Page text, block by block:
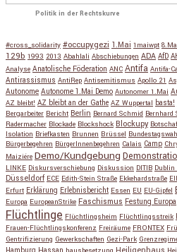
Politik in der Rechtskurve
#cross_solidarity #occupygezi 1.Mai 1maiwpt
129b 1993 2013 Abahlali Abschiebungen ADA AfD
Analyse Anatolische Föderation ANC Antifa Antifa-
Antirassismus AntiRep Antisemitismus Apollo 21
Autonome Autonome 1.Mai Demo Autonomer 1.Mai
AZ bleibt! AZ bleibt an der Gathe AZ Wuppertal basta!
Bergarbeiter Bericht Berlin Bernard Schmid Bernhard
Radermacher Blockade Blockshock Blockupy
Isolation Briefkasten Brunnen Brüssel
Bürgerbegehren BürgerInnenbegehren Calais Camp
Maiziére Demo/Kundgebung
LINKE Diskursverschiebung Diskussion DITIB Dublin
Düsseldorf ECE Edith-Stein Straße Ekkehardstraße
Erfurt Erklärung Erlebnisbericht Essen EU EU-Gipfel
Europa EuropeanStrike Faschismus Festung Europa
Flüchtlinge Flüchtlingsheim Flüchtlingsstreik
Frauen-Flüchtlingskonferenz Freiräume FRONTEX
Gentrifizierung Gewerkschaften Gezi-Park